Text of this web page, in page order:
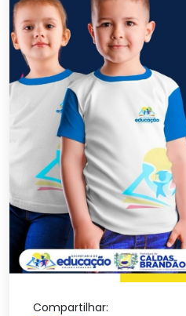
Compartilhar: